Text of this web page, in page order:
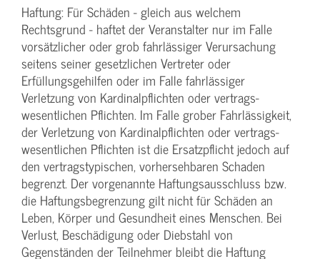
Haftung: Für Schäden - gleich aus welchem
Rechtsgrund - haftet der Veranstalter nur im Falle
vorsätzlicher oder grob fahrlässiger Verursachung
seitens seiner gesetzlichen Vertreter oder
Erfüllungsgehilfen oder im Falle fahrlässiger
Verletzung von Kardinalpflichten oder vertrags­
wesentlichen Pflichten. Im Falle grober Fahrlässigkeit,
der Verletzung von Kardinalpflichten oder vertrags­
wesentlichen Pflichten ist die Ersatzpflicht jedoch auf
den vertragstypischen, vorhersehbaren Schaden
begrenzt. Der vorgenannte Haftungs­ausschluss bzw.
die Haftungs­begrenzung gilt nicht für Schäden an
Leben, Körper und Gesundheit eines Menschen. Bei
Verlust, Beschädigung oder Diebstahl von
Gegenständen der Teilnehmer bleibt die Haftung